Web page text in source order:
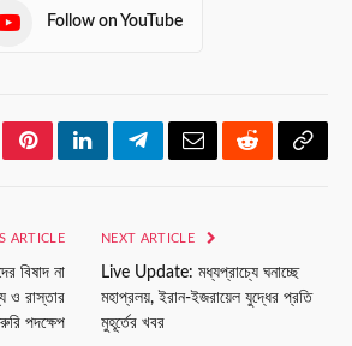
Follow on YouTube
PinterestLinkedInTelegramEmailRedditCopy
ARTICLE
বিষাদ না
ও রাস্তার
পদক্ষেপ
NEXT ARTICLE
Live Update: মধ্যপ্রাচ্যে ঘনাচ্ছে
মহাপ্রলয়, ইরান-ইজরায়েল যুদ্ধের প্রতি
মুহূর্তের খবর